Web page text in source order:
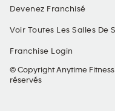
Devenez Franchisé
Voir Toutes Les Salles De
Franchise Login
© Copyright Anytime
réservés